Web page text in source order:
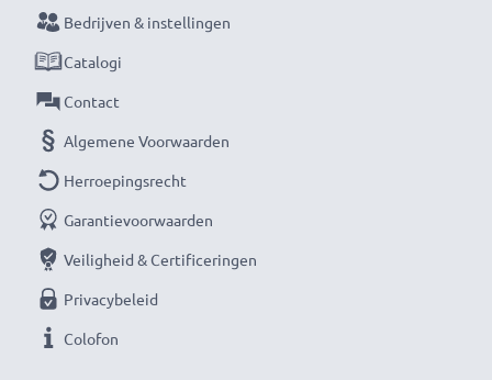
nu met snelle levering en 3 jaar garantie!
Bedrijven & instellingen
Catalogi
Contact
Algemene Voorwaarden
Herroepingsrecht
Garantievoorwaarden
Veiligheid & Certificeringen
Privacybeleid
Colofon